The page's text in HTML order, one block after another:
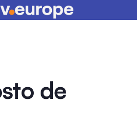
de